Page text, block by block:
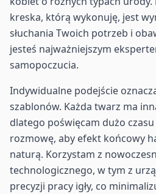
kreska, którą wykonuję, jest
słuchania Twoich potrzeb i
jesteś najważniejszym
samopoczucia.
Indywidualne podejście
szablonów. Każda twarz ma
dlatego poświęcam dużo
rozmowę, aby efekt końcowy
naturą. Korzystam z
technologicznego, w tym z
precyzji pracy igły, co